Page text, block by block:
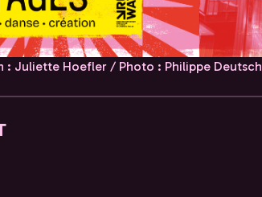
: Juliette Hoefler / Photo : Philippe Deutsch